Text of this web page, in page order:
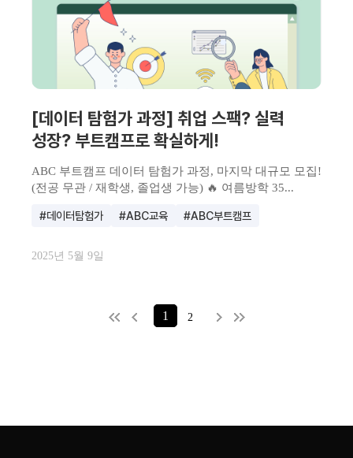
[데이터 탐험가 과정] 취업 스팩? 실력
성장? 부트캠프로 확실하게!
ABC 부트캠프 데이터 탐험가 과정, 마지막 대규모 모집!
(전공 무관 / 재학생, 졸업생 가능) 🔥 여름방학 35...
#데이터탐험가 #ABC교육 #ABC부트캠프
2025년 5월 9일
1 2